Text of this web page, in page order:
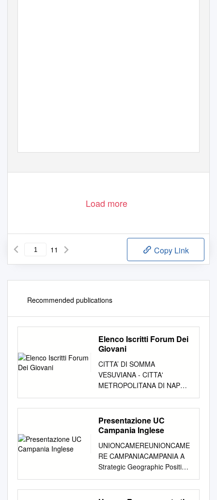
Load more
11 Copy Link
Recommended publications
Elenco Iscritti Forum Dei
Giovani
CITTA’ DI SOMMA
VESUVIANA - CITTA'
METROPOLITANA DI NAPOLI
- SERVIZIO POLITICHE
SOCIALI ELENCO ISCRITTI
FORUM DEI GIOVANI N°
COGNOME NOME LUOGO E
ALIPERTA ROSAMARIA
VILLARICCA(NA) 09/09/1999
2 AURIEMMA MARIA
ASSUNTA MASSA DI SOMMA
15/08/1997 3 ALIPERTA
Presentazione UC
Campania Inglese
UNIONCAMEREUNIONCAME
RE CAMPANIACAMPANIA A
Strategic Geographic Position
The Campania region has a
central and very strategic